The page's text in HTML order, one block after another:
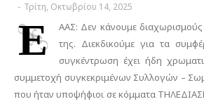
- Τρίτη, Οκτωβρίου 14, 2025
Ε
ΑΑΣ: Δεν κάνουμε
της. Διεκδικούμε για τα
συγκέντρωση έχει ήδη
συμμετοχή συγκεκριμένων Συλλογών –
που ήταν υποψήφιοι σε κόμματα